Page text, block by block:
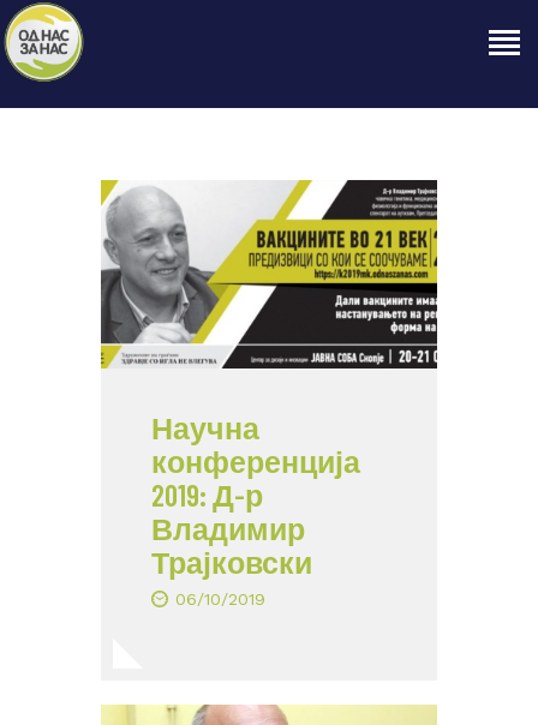
ЗА НАС
НАШЕ ПРАВО
ОБЈАВИ
ПРОЕКТИ
КОНТАКТ
Научна
конференција
2019: Д-р
Владимир
Трајковски
06/10/2019